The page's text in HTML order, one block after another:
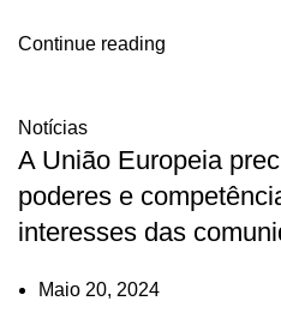
Continue reading
Notícias
A União Europeia
poderes e
interesses das
Maio 20, 2024